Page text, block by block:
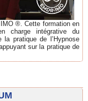
®. Cette formation en
charge intégrative du
la pratique de l’Hypnose
sur la pratique de